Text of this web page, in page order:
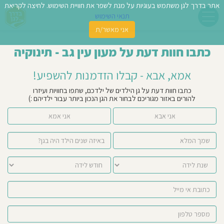
כתבו חוות דעת על מעון עין גב - תינוקיה
אמא, אבא - קבלו הזדמנות להשפיע!
כתבו חוות דעת על גן הילדים של ילדכם, שתפו בחוויות ועיזרו
להורים באזור מגוריכם לבחור את הגן הנכון ביותר עבור ילדיהם :)
אני אמא אני אבא
אתר בדרך לגן משתמש בעוגיות על מנת לשפר את חוויית השימוש. לחיצה לקריאת
תנאי השימוש
אני מאשר/ת